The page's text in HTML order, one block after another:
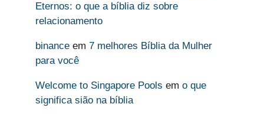
Eternos: o que a bíblia diz sobre
relacionamento
binance em 7 melhores Bíblia da Mulher
para você
Welcome to Singapore Pools em o que
significa sião na bíblia